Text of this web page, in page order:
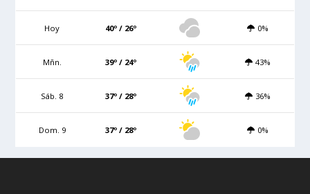
Hoy 40º / 26º 0%
Mñn. 39º / 24º 43%
Sáb. 8 37º / 28º 36%
Dom. 9 37º / 28º 0%